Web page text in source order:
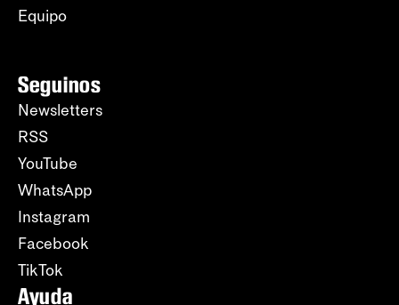
Equipo
Seguinos
Newsletters
RSS
YouTube
WhatsApp
Instagram
Facebook
TikTok
Ayuda